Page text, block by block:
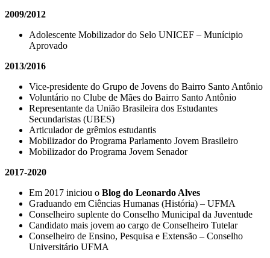
2009/2012
Adolescente Mobilizador do Selo UNICEF – Munícipio
Aprovado
2013/2016
Vice-presidente do Grupo de Jovens do Bairro Santo Antônio
Voluntário no Clube de Mães do Bairro Santo Antônio
Representante da União Brasileira dos Estudantes
Secundaristas (UBES)
Articulador de grêmios estudantis
Mobilizador do Programa Parlamento Jovem Brasileiro
Mobilizador do Programa Jovem Senador
2017-2020
Em 2017 iniciou o Blog do Leonardo Alves
Graduando em Ciências Humanas (História) – UFMA
Conselheiro suplente do Conselho Municipal da Juventude
Candidato mais jovem ao cargo de Conselheiro Tutelar
Conselheiro de Ensino, Pesquisa e Extensão – Conselho
Universitário UFMA